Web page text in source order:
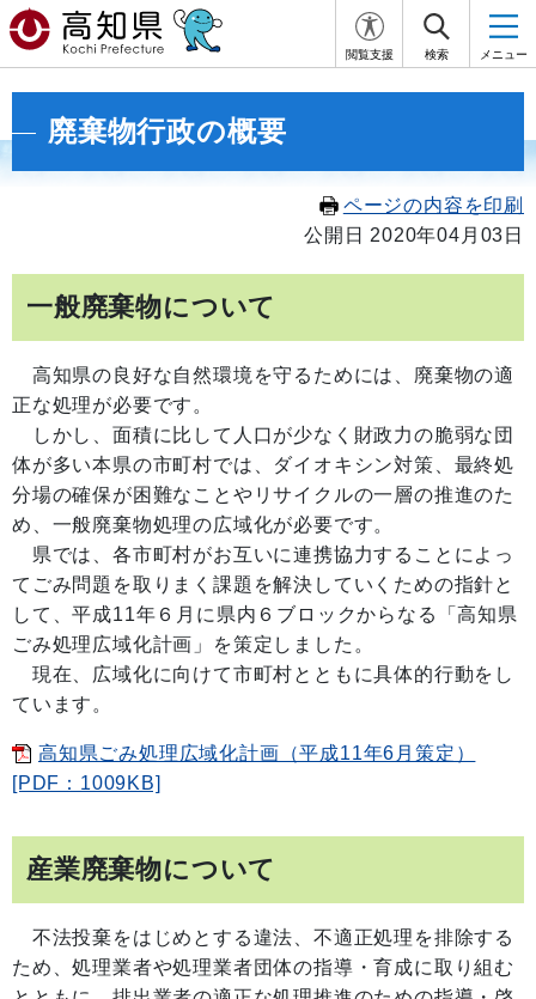
閲覧支援 検索 メニュー
廃棄物行政の概要
ページの内容を印刷
公開日 2020年04月03日
一般廃棄物について
高知県の良好な自然環境を守るためには、廃棄物の適
正な処理が必要です。
しかし、面積に比して人口が少なく財政力の脆弱な団
体が多い本県の市町村では、ダイオキシン対策、最終処
分場の確保が困難なことやリサイクルの一層の推進のた
め、一般廃棄物処理の広域化が必要です。
県では、各市町村がお互いに連携協力することによっ
てごみ問題を取りまく課題を解決していくための指針と
して、平成11年６月に県内６ブロックからなる「高知県
ごみ処理広域化計画」を策定しました。
現在、広域化に向けて市町村とともに具体的行動をし
ています。
高知県ごみ処理広域化計画（平成11年6月策定）
[PDF：1009KB]
産業廃棄物について
不法投棄をはじめとする違法、不適正処理を排除する
ため、処理業者や処理業者団体の指導・育成に取り組む